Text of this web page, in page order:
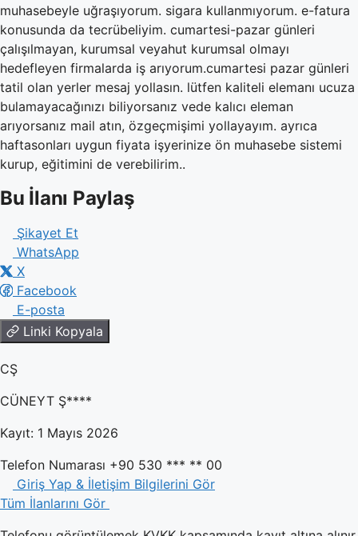
muhasebeyle uğraşıyorum. sigara kullanmıyorum. e-fatura
konusunda da tecrübeliyim. cumartesi-pazar günleri
çalışılmayan, kurumsal veyahut kurumsal olmayı
hedefleyen firmalarda iş arıyorum.cumartesi pazar günleri
tatil olan yerler mesaj yollasın. lütfen kaliteli elemanı ucuza
bulamayacağınızı biliyorsanız vede kalıcı eleman
arıyorsanız mail atın, özgeçmişimi yollayayım. ayrıca
haftasonları uygun fiyata işyerinize ön muhasebe sistemi
kurup, eğitimini de verebilirim..
Bu İlanı Paylaş
Şikayet Et
WhatsApp
X
Facebook
E-posta
Linki Kopyala
CŞ
CÜNEYT Ş****
Kayıt: 1 Mayıs 2026
Telefon Numarası +90 530 *** ** 00
Giriş Yap & İletişim Bilgilerini Gör
Tüm İlanlarını Gör